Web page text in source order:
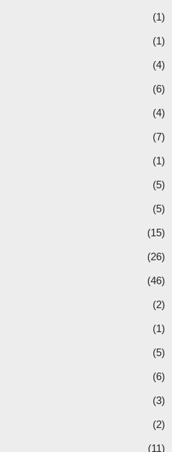
(1)
(1)
(4)
(6)
(4)
(7)
(1)
(5)
(5)
(15)
(26)
(46)
(2)
(1)
(5)
(6)
(3)
(2)
(11)